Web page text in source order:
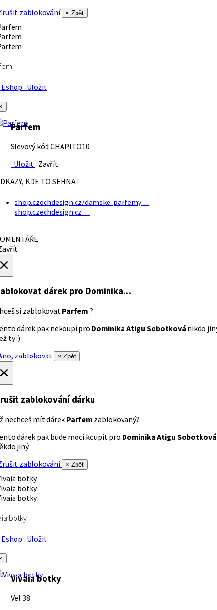
zablokování
× Zpět
Uložit
Parfem
Slevový kód CHAPITO10
Uložit Zavřít
KDE TO SEHNAT
shop.czechdesign.cz/damske-parfemy…
shop.czechdesign.cz…
dárek pro Dominika…
si zablokovat Parfem ?
dárek pak nekoupí pro Dominika Atigu Sobotková nikdo
ty :)
zablokovat
× Zpět
zablokování dárku
nechceš mít dárek Parfem zablokovaný?
dárek pak bude moci koupit pro Dominika Atigu Sobotková
jiný.
zablokování
× Zpět
botky
Uložit
Vivaia botky
Vel 38